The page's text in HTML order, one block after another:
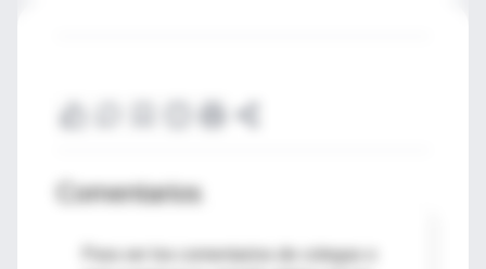
Comentarios
Para ver los comentarios de colegas o